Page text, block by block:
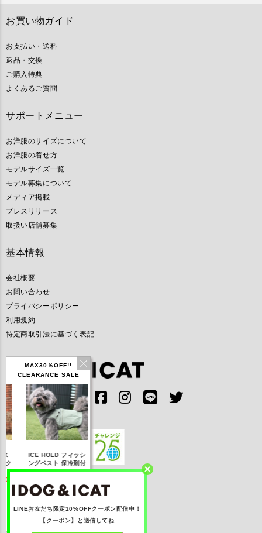
MAX30％OFF!!
CLEARANCE SALE
フィッシ
保冷剤付
】3,168
見る
IDOG ICE HOLD ネ
ッククーラー 保冷剤
付
円(税込み)
詳しく見る
UVカット
詳しく見る
お買い物ガイド
お支払い・送料
返品・交換
ご購入特典
よくあるご質問
サポートメニュー
お洋服のサイズについて
お洋服の着せ方
モデルサイズ一覧
モデル募集について
メディア掲載
プレスリリース
取扱い店舗募集
基本情報
会社概要
お問い合わせ
プライバシーポリシー
利用規約
特定商取引法に基づく表記
LINEお友だち限定10%OFFクーポン配信中！
【クーポン】と送信してね